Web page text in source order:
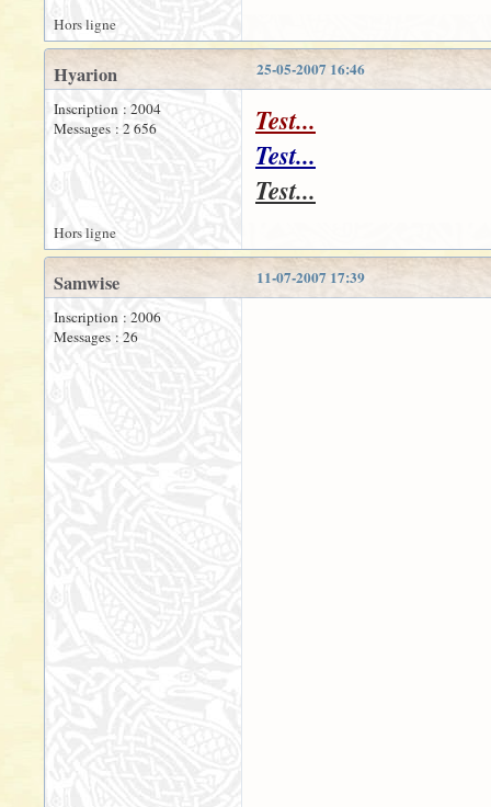
Hors ligne
25-05-2007 16:46
Hyarion
Inscription : 2004
Messages : 2 656
Test...
Test...
Test...
Hors ligne
11-07-2007 17:39
Samwise
Inscription : 2006
Messages : 26